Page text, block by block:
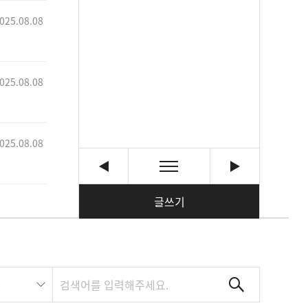
글쓰기